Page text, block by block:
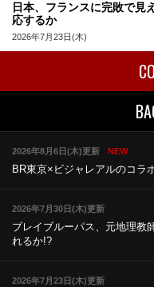
日本、フランスに完敗で見
応するか
2026年7月23日(木)
2026年8月6日(木)更新 NEW
BR東京×ビジャレアルのコラ
2026年7月30日(木)更新
ブレイブルーパス、元地理教
れるか!?
2026年7月23日(木)更新